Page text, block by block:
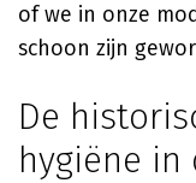
of we in onze
schoon zijn
De
hygiëne in